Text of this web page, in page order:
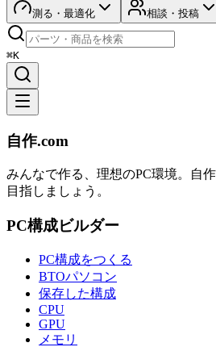
測る・最適化 相談・投稿
⌘K
自作.com
みんなで作る、理想のPC環境。 自
目指しましょう。
PC構成ビルダー
PC構成をつくる
BTOパソコン
保存した構成
CPU
GPU
メモリ